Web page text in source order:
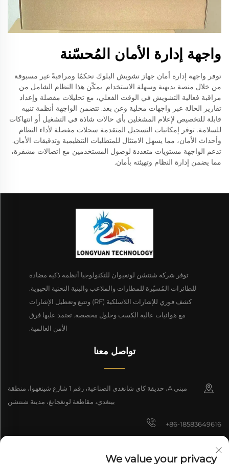
واجهة إدارة الأمان المُحسّنة
توفر واجهة إدارة أمان جهاز تشويش البلوك تحكمًا ومراقبةً غير مسبوقة
من خلال منصة بديهية وسهلة الاستخدام. يمكّن هذا النظام الشامل من
مراقبة فعالية التشويش في الوقت الفعلي، مع تحليلات مفصلة وإعداد
تقارير الحالة عبر واجهات محلية وعن بعد. تتضمن الواجهة أنظمة تنبيه
قابلة للتخصيص لإعلام المشغلين بأي حالات شاذة في التشغيل أو انتهاكات
للسلامة. توفر إمكانيات التسجيل المتقدمة سجلات مفصلة لأداء النظام
وأحداث الأمان، مما يسهل الامتثال للمتطلبات التنظيمية وتدقيقات الأمان.
تدعم الواجهة مستويات متعددة لوصول المستخدمين مع اتصالات مشفرة،
مما يضمن إدارة النظام وتهيئته بأمان.
توفر شركة شنتشن لونغيوان للتكنولوجيا أنظمة ذكية مضادة
للطائرات المُسيّرة للمطارات والملاعب والبنية التحتية الحيوية.
كشف فوري للإشارات اللاسلكية (RF) وتتبع وتعطيل الإشارات
مع هوائيات عالية الكسب وحلول مخصصة. تعتمد عليها فرق
الأمن العالمية.
تواصل معنا
مبنى A، حديقة كاي شانغدي الصناعية، رقم 1 شارع شينغهوا، منطقة
بينغدي، مقاطعة لونغجانغ، مدينة شنتشن
+86-18583649616
We value your privacy